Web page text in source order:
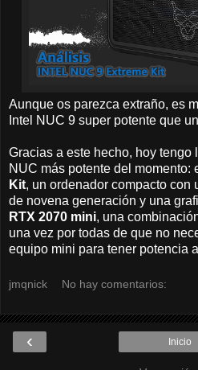
Aunque os parezca extraño, es
Intel NUC 9 super potente que
Gracias a este hecho, hoy tengo
NUC más potente del momento:
Kit, un ordenador compacto con
de novena generación y una
RTX 2070 mini, una
una vez por todas de que no
equipo mini para tener potencia
jmqnick No hay comentarios:
‹ Inicio